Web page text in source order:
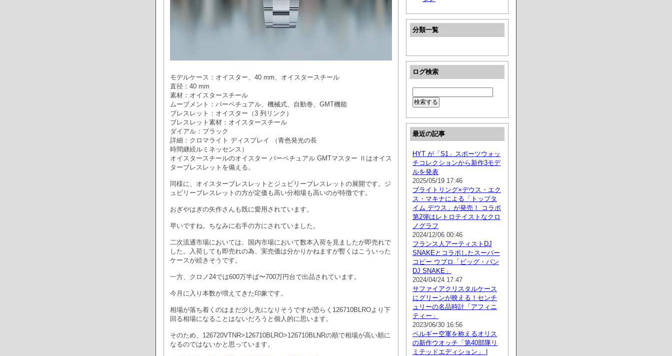
モデルケース：オイスター、40 mm、オイスタースチール
直径：40 mm
素材：オイスタースチール
ムーブメント：パーペチュアル、機械式、自動巻、GMT機能
ブレスレット：オイスター（3 列リンク）
ブレスレット素材：オイスタースチール
ダイアル：ブラック
詳細：クロマライト ディスプレイ （青色発光の長
時間継続ルミネッセンス）
オイスタースチールのオイスター パーペチュアル GMTマスター Ⅱはオイス
ターブレスレットを備える。
同様に、オイスターブレスレットとジュビリーブレスレットの展開です。ジ
ュビリーブレスレットの方が定価も高い分相場も高いのが特徴です。
おぎやはぎの矢作さんも既に愛用されています。
早いですね。ちなみに右手の方にされていました。
二次流通市場においては、国内市場において数本入荷を見ましたが即売れで
した。入荷しても即売れの為、実売価は分かりかねますが暫くはこういった
ケースが続きそうです。
一方、クロノ24では600万半ば〜700万円台で出品されています。
今月に入り本数が増えてきた印象です。
相場が落ち着くのはまだ少し先になりそうですが恐らく126710BLROより下
回る相場になることはないだろうと個人的に思います。
そのため、126720VTNR>126710BLRO>126710BLNRの順で相場が高い順に
なるのではないかと思っています。
分類一覧
ログ検索
最近の記事
HYT が「S1」スポーツウォッ
チコレクションから新作3モデ
ルを発表
2025/05/19 17:46
ブライトリング×デウス・エク
ス・マキナによる「トップタ
イム デウス」が発売！ コラボ
第2弾はレトロテイストなクロ
ノグラフ
2024/12/06 00:46
フランス人アーティストDJ
SNAKEとコラボしたスーパー
コピー ウブロ「ビッグ・バン
DJ SNAKE」
2024/04/24 17:47
サファイアクリスタルケース
にグリーンが映える！センチ
ュリーの名品時計「アフィニ
ティー」
2023/06/30 16:56
ベルギー空軍を称えるオリス
の新作ウオッチ「第40部隊リ
ミテッドエディション」 |